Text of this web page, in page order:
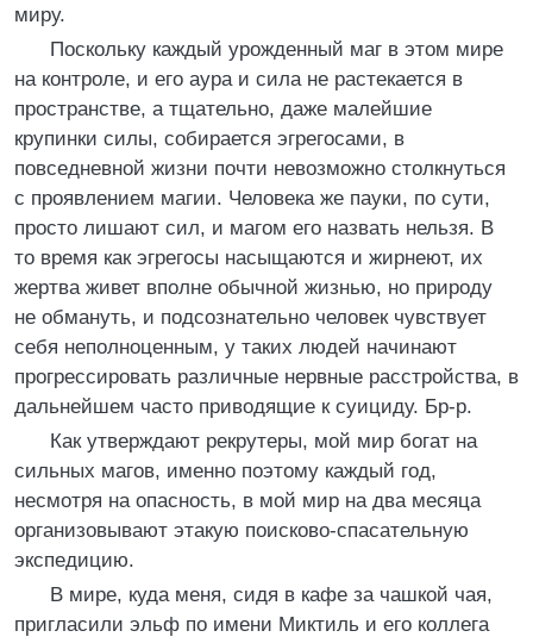
миру.
Поскольку каждый урожденный маг в этом мире
на контроле, и его аура и сила не растекается в
пространстве, а тщательно, даже малейшие
крупинки силы, собирается эгрегосами, в
повседневной жизни почти невозможно столкнуться
с проявлением магии. Человека же пауки, по сути,
просто лишают сил, и магом его назвать нельзя. В
то время как эгрегосы насыщаются и жирнеют, их
жертва живет вполне обычной жизнью, но природу
не обмануть, и подсознательно человек чувствует
себя неполноценным, у таких людей начинают
прогрессировать различные нервные расстройства, в
дальнейшем часто приводящие к суициду. Бр-р.
Как утверждают рекрутеры, мой мир богат на
сильных магов, именно поэтому каждый год,
несмотря на опасность, в мой мир на два месяца
организовывают этакую поисково-спасательную
экспедицию.
В мире, куда меня, сидя в кафе за чашкой чая,
пригласили эльф по имени Миктиль и его коллега